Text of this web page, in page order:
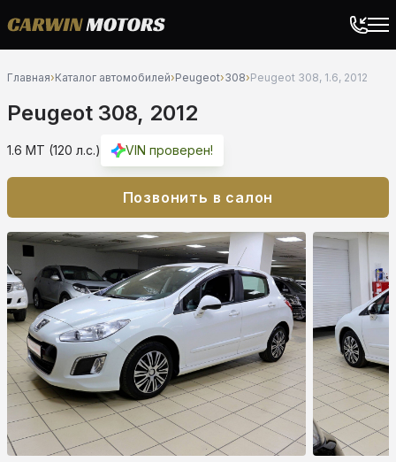
Главная›Каталог автомобилей›Peugeot›308›Peugeot 308, 1.6, 2012
Peugeot 308, 2012
1.6 MT (120 л.с.) VIN проверен!
Позвонить в салон